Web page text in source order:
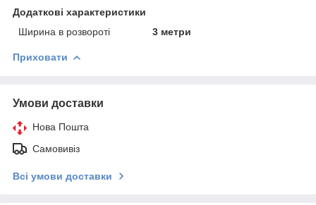
Додаткові характеристики
Ширина в розвороті
3 метри
Приховати
Умови доставки
Нова Пошта
Самовивіз
Всі умови доставки